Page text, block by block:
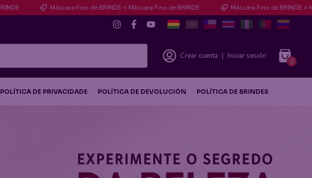
Máscara Fino de BRINDE ⭐ Máscara Fino de BRINDE Máscara Fino de BRINDE ⭐ Máscara Fino
Crear cuenta | Iniciar sesión
0
POLÍTICA DE PRIVACIDADE POLÍTICA DE DEVOLUCIÓN POLÍTICA DE BRINDES